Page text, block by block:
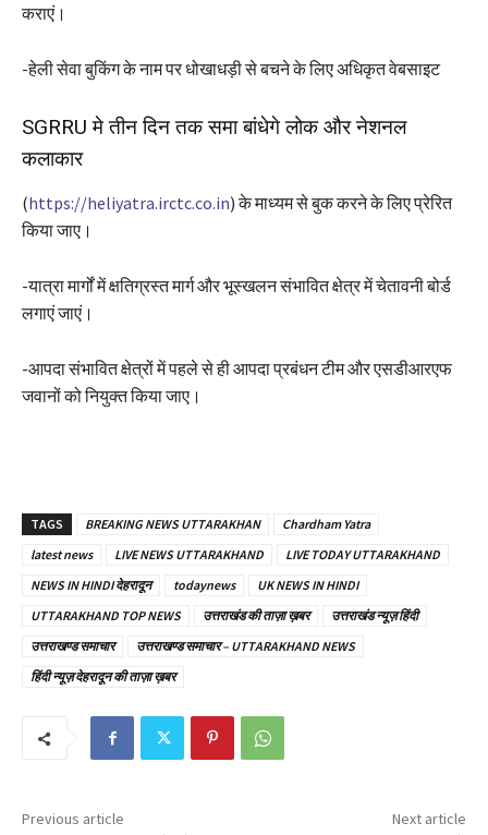
कराएं।
-हेली सेवा बुकिंग के नाम पर धोखाधड़ी से बचने के लिए अधिकृत वेबसाइट
SGRRU मे तीन दिन तक समा बांधेगे लोक और नेशनल
कलाकार
(https://heliyatra.irctc.co.in) के माध्यम से बुक करने के लिए प्रेरित
किया जाए।
-यात्रा मार्गों में क्षतिग्रस्त मार्ग और भूस्खलन संभावित क्षेत्र में चेतावनी बोर्ड
लगाएं जाएं।
-आपदा संभावित क्षेत्रों में पहले से ही आपदा प्रबंधन टीम और एसडीआरएफ
जवानों को नियुक्त किया जाए।
TAGS BREAKING NEWS UTTARAKHAN
Chardham Yatra
latest news
LIVE NEWS UTTARAKHAND
LIVE TODAY UTTARAKHAND
NEWS IN HINDI देहरादून
todaynews
UK NEWS IN HINDI
UTTARAKHAND TOP NEWS
उत्तराखंड की ताज़ा ख़बर
उत्तराखंड न्यूज़ हिंदी
उत्तराखण्ड समाचार
उत्तराखण्ड समाचार – UTTARAKHAND NEWS
हिंदी न्यूज़ देहरादून की ताज़ा ख़बर
Previous article Next article